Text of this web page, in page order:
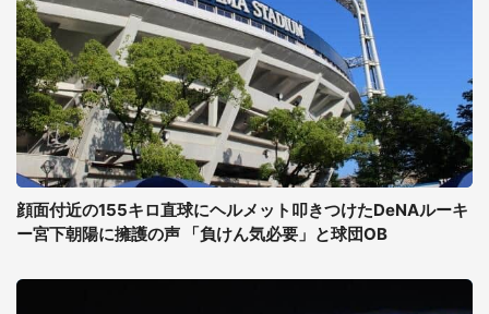
顔面付近の155キロ直球にヘルメット叩きつけたDeNAルーキ
ー宮下朝陽に擁護の声 「負けん気必要」と球団OB